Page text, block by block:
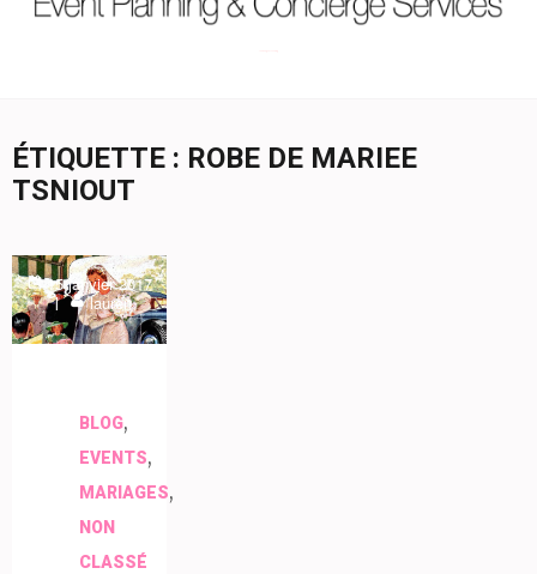
ÉTIQUETTE : ROBE DE MARIEE
TSNIOUT
15 janvier 2017
lauren
BLOG,
EVENTS,
MARIAGES,
NON
CLASSÉ